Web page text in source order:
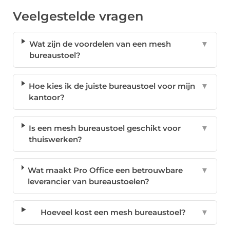
Veelgestelde vragen
Wat zijn de voordelen van een mesh
bureaustoel?
▼
Hoe kies ik de juiste bureaustoel voor mijn
kantoor?
▼
Is een mesh bureaustoel geschikt voor
thuiswerken?
▼
Wat maakt Pro Office een betrouwbare
leverancier van bureaustoelen?
▼
Hoeveel kost een mesh bureaustoel? ▼